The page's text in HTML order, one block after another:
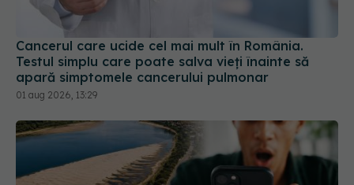
Cancerul care ucide cel mai mult în România.
Testul simplu care poate salva vieți înainte să
apară simptomele cancerului pulmonar
01 aug 2026, 13:29